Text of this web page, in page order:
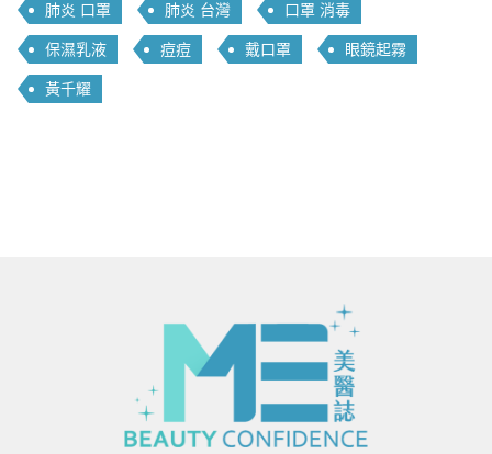
肺炎 口罩 肺炎 台灣 口罩 消毒
保濕乳液 痘痘 戴口罩 眼鏡起霧
黃千耀